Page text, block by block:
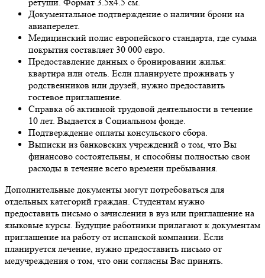
Документальное подтверждение о наличии брони на
авиаперелет.
Медицинский полис европейского стандарта, где сумма
покрытия составляет 30 000 евро.
Предоставление данных о бронировании жилья:
квартира или отель. Если планируете проживать у
родственников или друзей, нужно предоставить
гостевое приглашение.
Справка об активной трудовой деятельности в течение
10 лет. Выдается в Социальном фонде.
Подтверждение оплаты консульского сбора.
Выписки из банковских учреждений о том, что Вы
финансово состоятельны, и способны полностью свои
расходы в течение всего времени пребывания.
Дополнительные документы могут потребоваться для
отдельных категорий граждан. Студентам нужно
предоставить письмо о зачислении в вуз или приглашение на
языковые курсы. Будущие работники прилагают к документам
приглашение на работу от испанской компании. Если
планируется лечение, нужно предоставить письмо от
медучреждения о том, что они согласны Вас принять.